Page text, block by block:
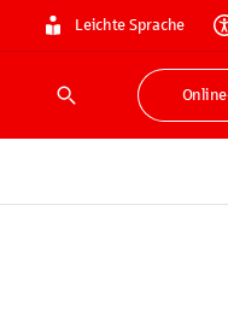
Leichte Sprache
Suche